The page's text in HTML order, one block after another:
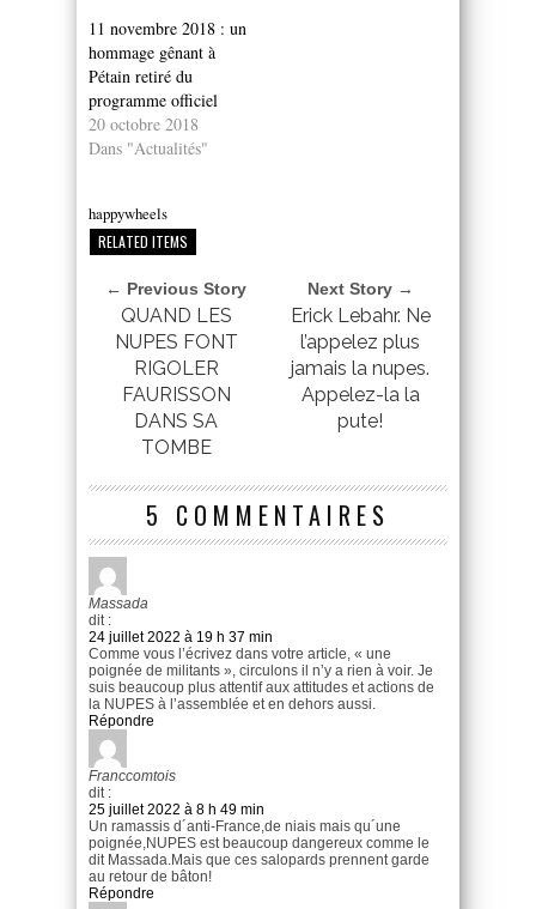
11 novembre 2018 : un
hommage gênant à
Pétain retiré du
programme officiel
20 octobre 2018
Dans "Actualités"
happywheels
RELATED ITEMS
← Previous Story
QUAND LES
NUPES FONT
RIGOLER
FAURISSON
DANS SA
TOMBE
Next Story →
Erick Lebahr. Ne
l’appelez plus
jamais la nupes.
Appelez-la la
pute!
5 COMMENTAIRES
Massada
dit :
24 juillet 2022 à 19 h 37 min
Comme vous l’écrivez dans votre article, « une
poignée de militants », circulons il n’y a rien à voir. Je
suis beaucoup plus attentif aux attitudes et actions de
la NUPES à l’assemblée et en dehors aussi.
Répondre
Franccomtois
dit :
25 juillet 2022 à 8 h 49 min
Un ramassis d´anti-France,de niais mais qu´une
poignée,NUPES est beaucoup dangereux comme le
dit Massada.Mais que ces salopards prennent garde
au retour de bâton!
Répondre